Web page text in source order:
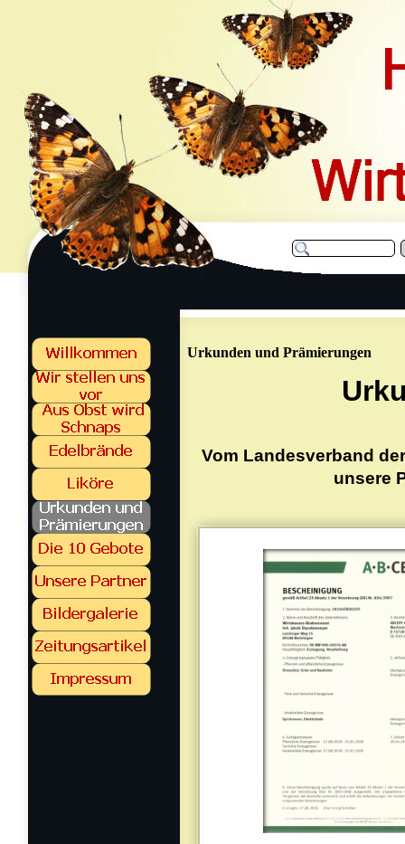
Urkunden und Prämierungen
Vom Landesverband
unsere